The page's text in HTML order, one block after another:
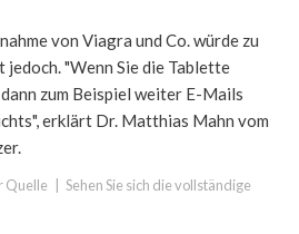
von Viagra und Co. würde zu
"Wenn Sie die Tablette
zum Beispiel weiter E-Mails
erklärt Dr. Matthias Mahn vom
Quelle Sehen Sie sich die vollständige